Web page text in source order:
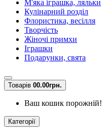
М'яка іграшка, ляльки
Кулінарний розділ
Флористика, весілля
Творчість
Жіночі примхи
Іграшки
Подарунки, свята
Товарів 00.00грн.
Ваш кошик порожній!
Категорії